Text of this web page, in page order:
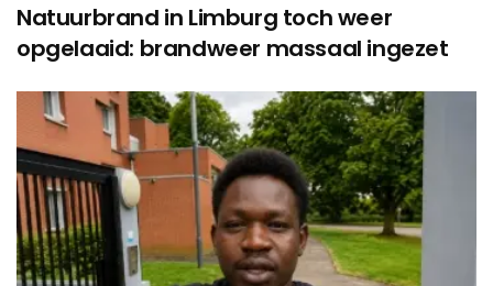
Natuurbrand in Limburg toch weer
opgelaaid: brandweer massaal ingezet